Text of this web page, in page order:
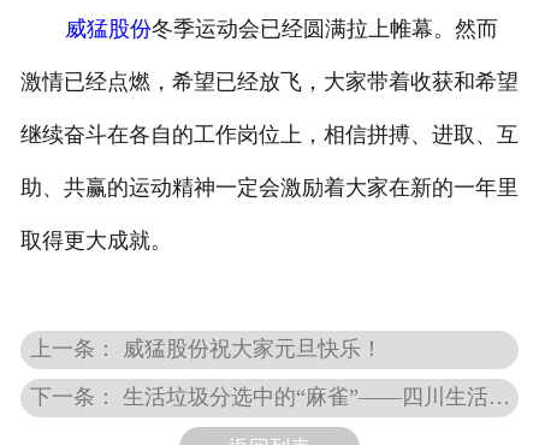
威猛股份冬季运动会已经圆满拉上帷幕。然而
激情已经点燃，希望已经放飞，大家带着收获和希望
继续奋斗在各自的工作岗位上，相信拼搏、进取、互
助、共赢的运动精神一定会激励着大家在新的一年里
取得更大成就。
上一条： 威猛股份祝大家元旦快乐！
下一条： 生活垃圾分选中的“麻雀”——四川生活垃圾分选产线介绍